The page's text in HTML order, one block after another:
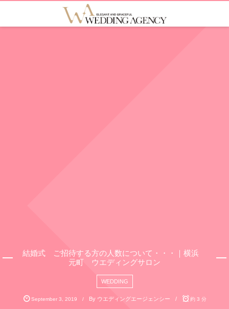
結婚式 ご招待する方の人数について・・・｜横浜
元町 ウエディングサロン
WEDDING
September 3 2019 By ウエディングエージェンシー 約 3 分